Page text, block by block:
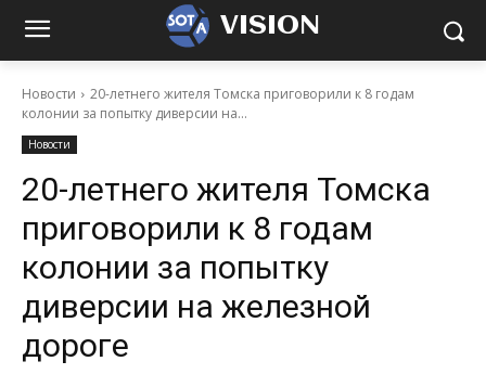
VISION
Новости
20-летнего жителя Томска приговорили к 8 годам
колонии за попытку диверсии на...
Новости
20-летнего жителя Томска
приговорили к 8 годам
колонии за попытку
диверсии на железной
дороге